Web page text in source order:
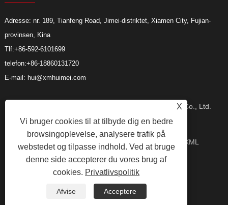
Adresse: nr. 189, Tianfeng Road, Jimei-distriktet, Xiamen City, Fujian-
provinsen, Kina
Tlf:+86-592-6101699
telefon:+86-18860131720
E-mail: hui@xmhuimei.com
Copyright © 2024 Xiamen Huimei Industry and Trade Co., Ltd.
Alle rettigheder forbeholdes.Links Sitemap XML
Privacy Policy
X
Vi bruger cookies til at tilbyde dig en bedre
browsingoplevelse, analysere trafik på
webstedet og tilpasse indhold. Ved at bruge
denne side accepterer du vores brug af
cookies. Privatlivspolitik
Afvise Acceptere